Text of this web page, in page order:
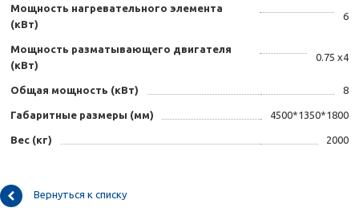
Мощность нагревательного элемента
(кВт)
6
Мощность разматывающего двигателя
(кВт)
0.75 x4
Общая мощность (кВт) 8
Габаритные размеры (мм) 4500*1350*1800
Вес (кг) 2000
Вернуться к списку